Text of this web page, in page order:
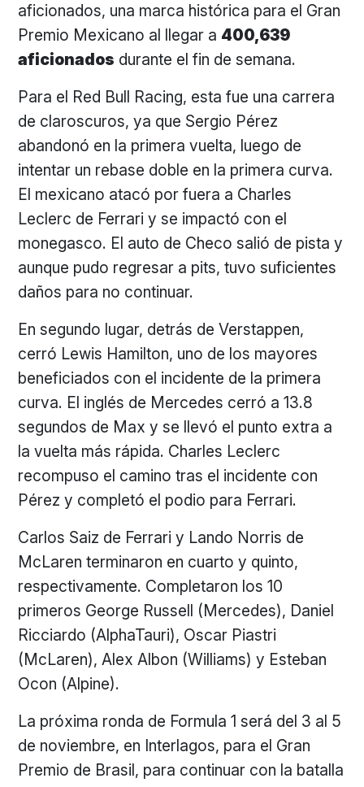
aficionados, una marca histórica para el Gran
Premio Mexicano al llegar a 400,639
aficionados durante el fin de semana.
Para el Red Bull Racing, esta fue una carrera
de claroscuros, ya que Sergio Pérez
abandonó en la primera vuelta, luego de
intentar un rebase doble en la primera curva.
El mexicano atacó por fuera a Charles
Leclerc de Ferrari y se impactó con el
monegasco. El auto de Checo salió de pista y
aunque pudo regresar a pits, tuvo suficientes
daños para no continuar.
En segundo lugar, detrás de Verstappen,
cerró Lewis Hamilton, uno de los mayores
beneficiados con el incidente de la primera
curva. El inglés de Mercedes cerró a 13.8
segundos de Max y se llevó el punto extra a
la vuelta más rápida. Charles Leclerc
recompuso el camino tras el incidente con
Pérez y completó el podio para Ferrari.
Carlos Saiz de Ferrari y Lando Norris de
McLaren terminaron en cuarto y quinto,
respectivamente. Completaron los 10
primeros George Russell (Mercedes), Daniel
Ricciardo (AlphaTauri), Oscar Piastri
(McLaren), Alex Albon (Williams) y Esteban
Ocon (Alpine).
La próxima ronda de Formula 1 será del 3 al 5
de noviembre, en Interlagos, para el Gran
Premio de Brasil, para continuar con la batalla